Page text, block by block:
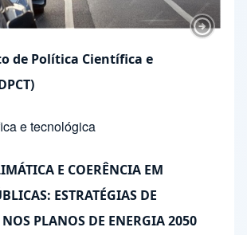
de Política Científica e
e tecnológica
E COERÊNCIA EM
ESTRATÉGIAS DE
PLANOS DE ENERGIA 2050
Next